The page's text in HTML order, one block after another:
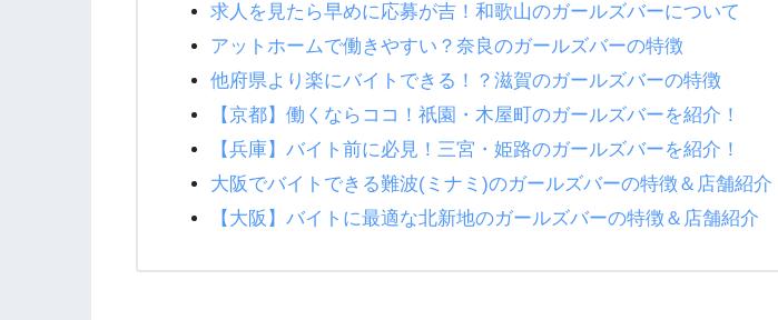
求人を見たら早めに応募が吉！和歌山のガールズバーについて
アットホームで働きやすい？奈良のガールズバーの特徴
他府県より楽にバイトできる！？滋賀のガールズバーの特徴
【京都】働くならココ！祇園・木屋町のガールズバーを紹介！
【兵庫】バイト前に必見！三宮・姫路のガールズバーを紹介！
大阪でバイトできる難波(ミナミ)のガールズバーの特徴＆店舗紹介
【大阪】バイトに最適な北新地のガールズバーの特徴＆店舗紹介